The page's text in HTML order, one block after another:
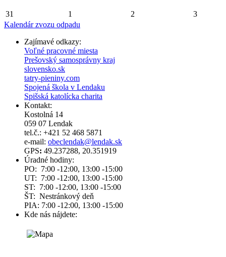
31 1 2
3
Kalendár zvozu odpadu
Zajímavé odkazy:
Voľné pracovné miesta
Prešovský samosprávny kraj
slovensko.sk
tatry-pieniny.com
Spojená škola v Lendaku
Spišská katolícka charita
Kontakt:
Kostolná 14
059 07 Lendak
tel.č.: +421 52 468 5871
e-mail: obeclendak@lendak.sk
GPS: 49.237288, 20.351919
Úradné hodiny:
PO: 7:00 -12:00, 13:00 -15:00
UT: 7:00 -12:00, 13:00 -15:00
ST: 7:00 -12:00, 13:00 -15:00
ŠT: Nestránkový deň
PIA: 7:00 -12:00, 13:00 -15:00
Kde nás nájdete: